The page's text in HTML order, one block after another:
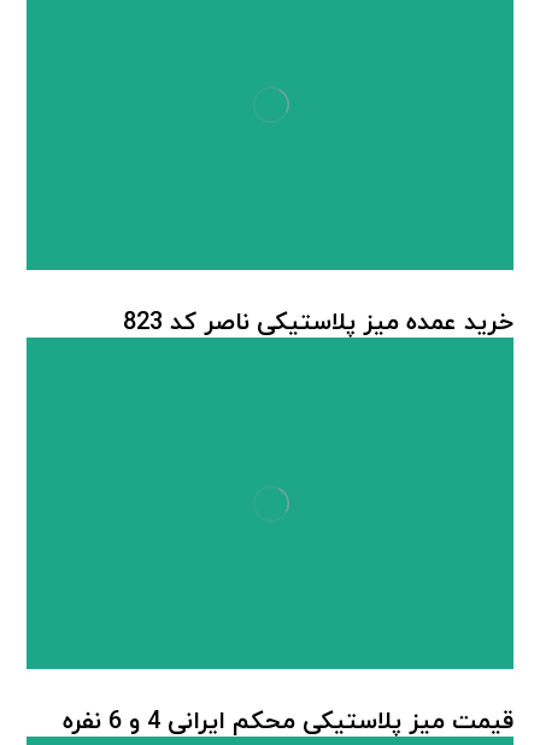
خرید عمده میز پلاستیکی ناصر کد 823
قیمت میز پلاستیکی محکم ایرانی 4 و 6 نفره